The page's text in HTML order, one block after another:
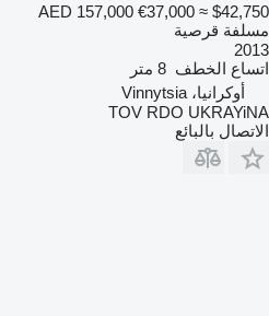
AED 157,000 €37,000 ≈ $42,750
مسلفة قرصية
2013
اتساع الخطف 8 متر
أوكرانيا، Vinnytsia
TOV RDO UKRAYiNA
الاتصال بالبائع